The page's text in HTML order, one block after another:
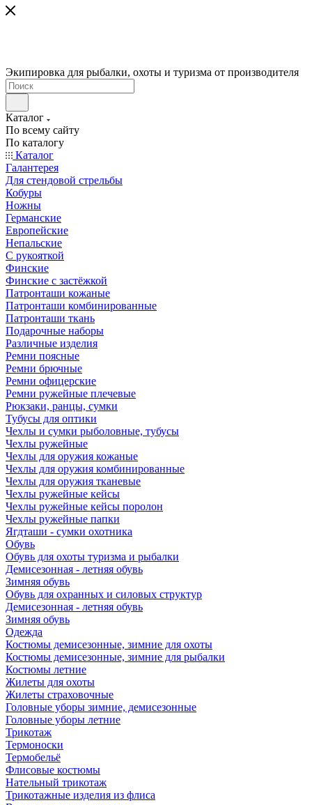
Экипировка для рыбалки, охоты и туризма от производителя
Каталог
По всему сайту
По каталогу
Каталог
Галантерея
Для стендовой стрельбы
Кобуры
Ножны
Германские
Европейские
Непальские
С рукояткой
Финские
Финские с застёжкой
Патронташи кожаные
Патронташи комбинированные
Патронташи ткань
Подарочные наборы
Различные изделия
Ремни поясные
Ремни брючные
Ремни офицерские
Ремни ружейные плечевые
Рюкзаки, ранцы, сумки
Тубусы для оптики
Чехлы и сумки рыболовные, тубусы
Чехлы ружейные
Чехлы для оружия кожаные
Чехлы для оружия комбинированные
Чехлы для оружия тканевые
Чехлы ружейные кейсы
Чехлы ружейные кейсы поролон
Чехлы ружейные папки
Ягдташи - сумки охотника
Обувь
Обувь для охоты туризма и рыбалки
Демисезонная - летняя обувь
Зимняя обувь
Обувь для охранных и силовых структур
Демисезонная - летняя обувь
Зимняя обувь
Одежда
Костюмы демисезонные, зимние для охоты
Костюмы демисезонные, зимние для рыбалки
Костюмы летние
Жилеты для охоты
Жилеты страховочные
Головные уборы зимние, демисезонные
Головные уборы летние
Трикотаж
Термоноски
Термобельё
Флисовые костюмы
Нательный трикотаж
Трикотажные изделия из флиса